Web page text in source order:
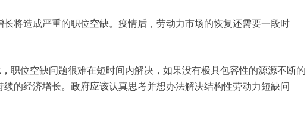
将造成严重的职位空缺。疫情后，劳动力市场的恢复还需要一段时
职位空缺问题很难在短时间内解决，如果没有极具包容性的源源不断的
的经济增长。政府应该认真思考并想办法解决结构性劳动力短缺问